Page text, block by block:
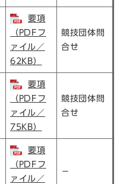
要項
（PDFフ
ァイル／
62KB）
競技団体問
合せ
要項
（PDFフ
ァイル／
75KB）
競技団体問
合せ
要項
（PDFフ
ァイル／
－